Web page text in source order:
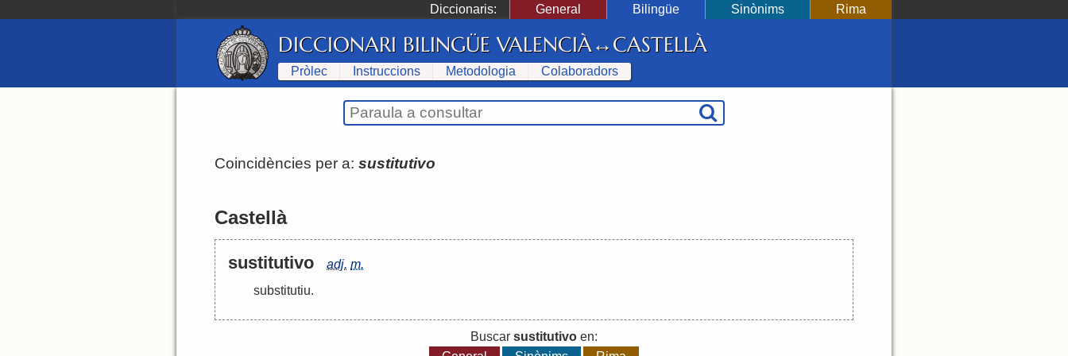
Diccionaris: General Bilingüe Sinònims Rima
DICCIONARI BILINGÜE VALENCIÀ↔CASTELLÀ
Pròlec Instruccions Metodologia Colaboradors
Coincidències per a: sustitutivo
Castellà
sustitutivo adj. m.
substitutiu.
Buscar sustitutivo en: